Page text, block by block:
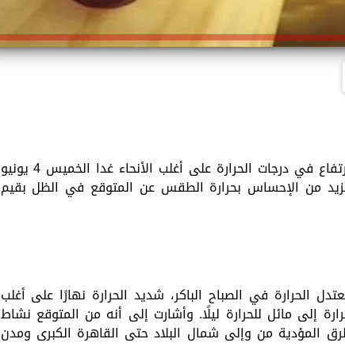
أعلنت الهيئة العامة للأرصاد الجوية استمرار الارتفاع في درجات الحرارة على أغلب الأنحاء غدا الخميس 4 يونيو
من الإحساس بحرارة الطقس عن المتوقع في الظل بقيم
في الصباح الباكر، شديد الحرارة نهارًا على أغلب
إلى مائل للحرارة ليلًا. وأشارت إلى أنه من المتوقع نشاط
على بعض الطرق المؤدية من وإلى شمال البلاد حتى القاهرة الكبرى ومدن